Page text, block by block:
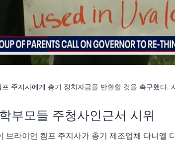
주지사에게 총기 정치자금을 반환할 것을 촉구했다.
부모들 주청사인근서 시위
브라이언 켐프 주지사가 총기 제조업체 다니엘